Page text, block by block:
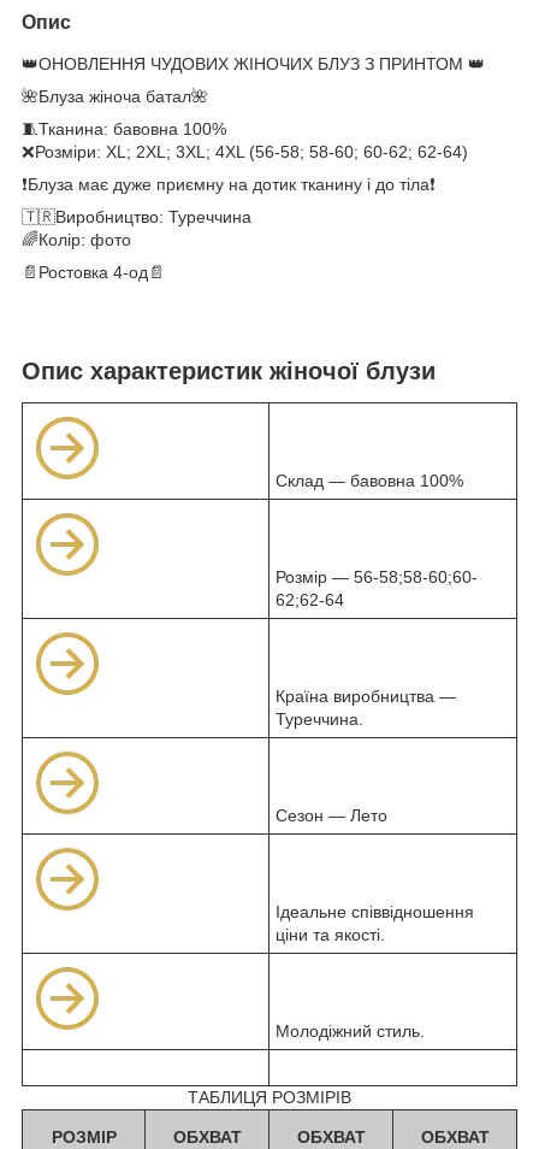
Опис
👑ОНОВЛЕННЯ ЧУДОВИХ ЖІНОЧИХ БЛУЗ З ПРИНТОМ 👑
🌺Блуза жіноча батал🌺
🧵Тканина: бавовна 100%
❌Розміри: XL; 2XL; 3XL; 4XL (56-58; 58-60; 60-62; 62-64)
❗Блуза має дуже приємну на дотик тканину і до тіла❗
🇹🇷Виробництво: Туреччина
🌈Колір: фото
📄Ростовка 4-од📄
Опис характеристик жіночої блузи
Склад — бавовна 100%
Розмір — 56-58;58-60;60-
62;62-64
Країна виробництва —
Туреччина.
Сезон — Лето
Ідеальне співвідношення
ціни та якості.
Молодіжний стиль.
ТАБЛИЦЯ РОЗМІРІВ
РОЗМІР
ОБХВАТ
ОБХВАТ
ОБХВАТ